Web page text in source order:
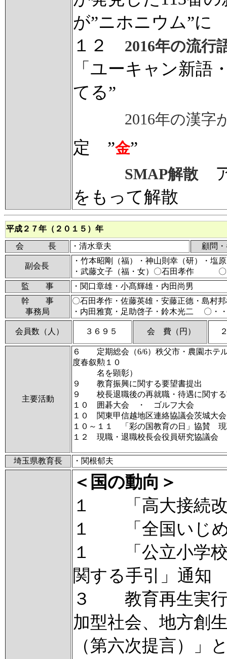
が”ニホニウム
１２
2016年の流行
「ユーキャン新語
てる”
2016年の漢字
定 ”金”
SMAP解散
をもって解散
平成２７年（２０１５）年
会 長
・清水章夫 顧問
副会長
・竹本昭剛（福）・神山則幸（研）・
・武藤文子（福・女）〇石田孝作 〇
監 事
・関口章雄・小髙輝雄・内田尚男
幹 事
事務局
〇石田孝作・佐藤英雄・安藤正德・島村
・内田雅寛・足助啓子・鈴木光二 〇・
会員数（人） ３６９５ 会 費（円）
主要活動
６ 定期総会（6/6）秩父市・農園ホテ
度春叙勲１０
名を顕彰）
９ 教育振興に関する要望書提出
９ 校長退職後の再就職・待遇に関する
１０ 囲碁大会 ・ ゴルフ大会
１０ 関東甲信越地区連絡協議会茨城大
１０～１１ 「彩の国教育の日」協賛 現
１２ 現職・退職校長会役員研究協議会
埼玉県教育長 ・関根郁夫
＜国の動向＞
１ 「高大接続改
１ 「全国いじめ
１ 「公立小学校
関する手引」通知
３ 教育再生実行
加型社会、地方創
（第六次提言）」